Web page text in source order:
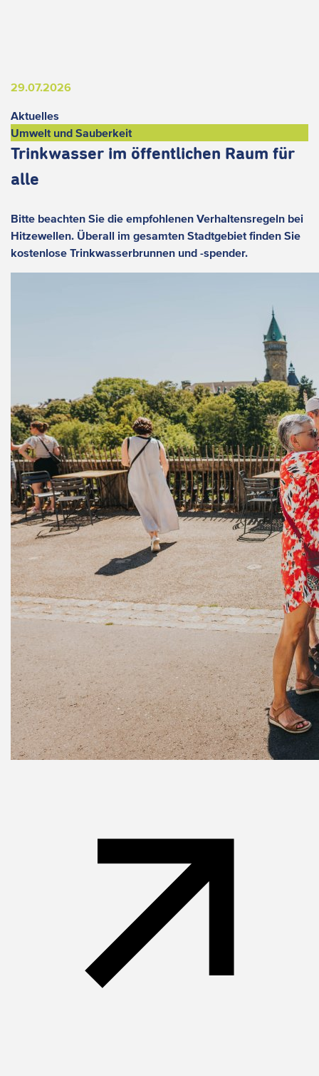
29.07.2026
Aktuelles
Umwelt und Sauberkeit
Trinkwasser im öffentlichen Raum für
alle
Bitte beachten Sie die empfohlenen Verhaltensregeln bei
Hitzewellen. Überall im gesamten Stadtgebiet finden Sie
kostenlose Trinkwasserbrunnen und -spender.